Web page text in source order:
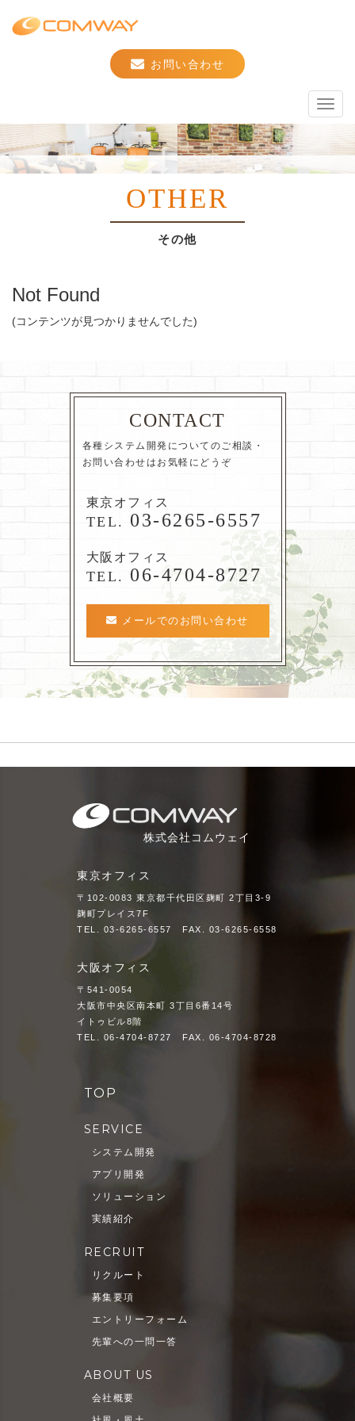
お問い合わせ
OTHER
その他
Not Found
(コンテンツが見つかりませんでした)
CONTACT
各種システム開発についてのご相談・
お問い合わせはお気軽にどうぞ
東京オフィス
TEL. 03-6265-6557
大阪オフィス
TEL. 06-4704-8727
メールでのお問い合わせ
株式会社コムウェイ
東京オフィス
〒102-0083東京都千代田区麹町 2丁目3-9
麹町プレイス7F
TEL. 03-6265-6557 FAX. 03-6265-6558
大阪オフィス
〒541-0054
大阪市中央区南本町 3丁目6番14号
イトゥビル8階
TEL. 06-4704-8727 FAX. 06-4704-8728
TOP
SERVICE
システム開発
アプリ開発
ソリューション
実績紹介
RECRUIT
リクルート
募集要項
エントリーフォーム
先輩への一問一答
ABOUT US
会社概要